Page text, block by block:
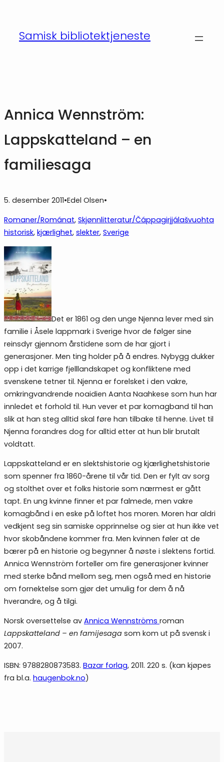
innholdSamisk bibliotektjeneste
Annica Wennström:
Lappskatteland – en
familiesaga
5. desember 2011•Edel Olsen•
Romaner/Románat, Skjønnlitteratur/Čáppagirjjálašvuohta
historisk, kjærlighet, slekter, Sverige
Det er 1861 og den unge Njenna lever med sin
familie i Åsele lappmark i Sverige hvor de følger sine
reinsdyr gjennom årstidene som de har gjort i
generasjoner. Men ting holder på å endres. Nybygg dukker
opp i det karrige fjelllandskapet og konfliktene med
svenskene tetner til. Njenna er forelsket i den vakre,
omkringvandrende noaidien Aanta Naahkese som hun har
innledet et forhold til. Hun vever et par komagband til han
slik at han steg alltid skal føre han tilbake til henne. Livet til
Njenna forandres dog for alltid etter at hun blir brutalt
voldtatt.
Lappskatteland er en slektshistorie og kjærlighetshistorie
som spenner fra 1860-årene til vår tid. Den er fylt av sorg
og stolthet over et folks historie som nærmest er gått
tapt. En ung kvinne finner et par falmede, men vakre
komagbånd i en eske på loftet hos moren. Moren har aldri
vedkjent seg sin samiske opprinnelse og sier at hun ikke vet
hvor skobåndene kommer fra. Men kvinnen føler at de
bærer på en historie og begynner å nøste i slektens fortid.
Annica Wennström forteller om fire generasjoner kvinner
med sterke bånd mellom seg, men også med en historie
om fornektelse som gjør det umulig for dem å nå
hverandre, og å tilgi.
Norsk oversettelse av Annica Wennströms roman
Lappskatteland – en famijesaga som kom ut på svensk i
2007.
ISBN: 9788280873583. Bazar forlag, 2011. 220 s. (kan kjøpes
fra bl.a. haugenbok.no)